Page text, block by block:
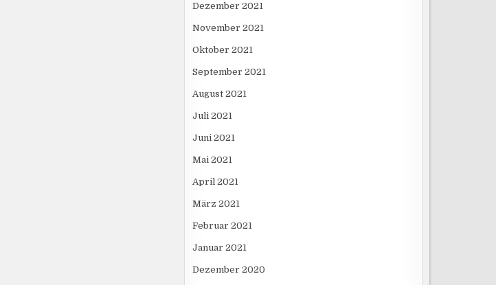
Dezember 2021
November 2021
Oktober 2021
September 2021
August 2021
Juli 2021
Juni 2021
Mai 2021
April 2021
März 2021
Februar 2021
Januar 2021
Dezember 2020